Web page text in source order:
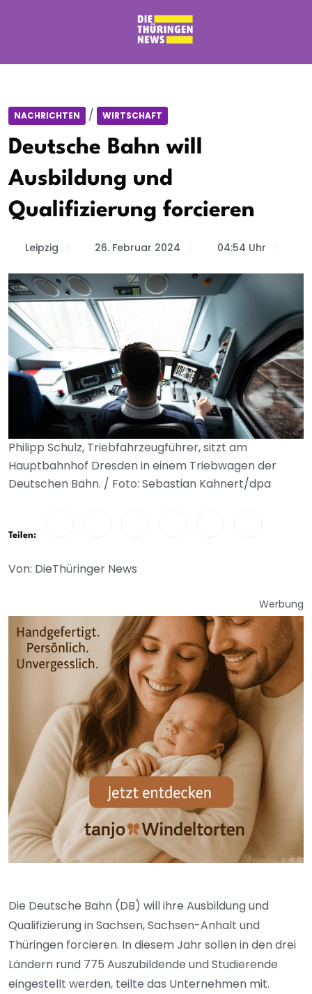
NACHRICHTEN / WIRTSCHAFT
Deutsche Bahn will
Ausbildung und
Qualifizierung forcieren
Leipzig 26. Februar 2024 04:54 Uhr
Philipp Schulz, Triebfahrzeugführer, sitzt am
Hauptbahnhof Dresden in einem Triebwagen der
Deutschen Bahn. / Foto: Sebastian Kahnert/dpa
Teilen:
Von: DieThüringer News
Werbung
Die Deutsche Bahn (DB) will ihre Ausbildung und
Qualifizierung in Sachsen, Sachsen-Anhalt und
Thüringen forcieren. In diesem Jahr sollen in den drei
Ländern rund 775 Auszubildende und Studierende
eingestellt werden, teilte das Unternehmen mit.